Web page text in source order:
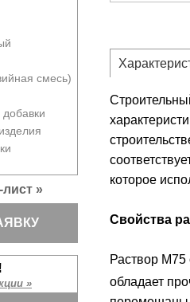
смесь)
»
»
которое
Свойства
Раствор М75
обладает